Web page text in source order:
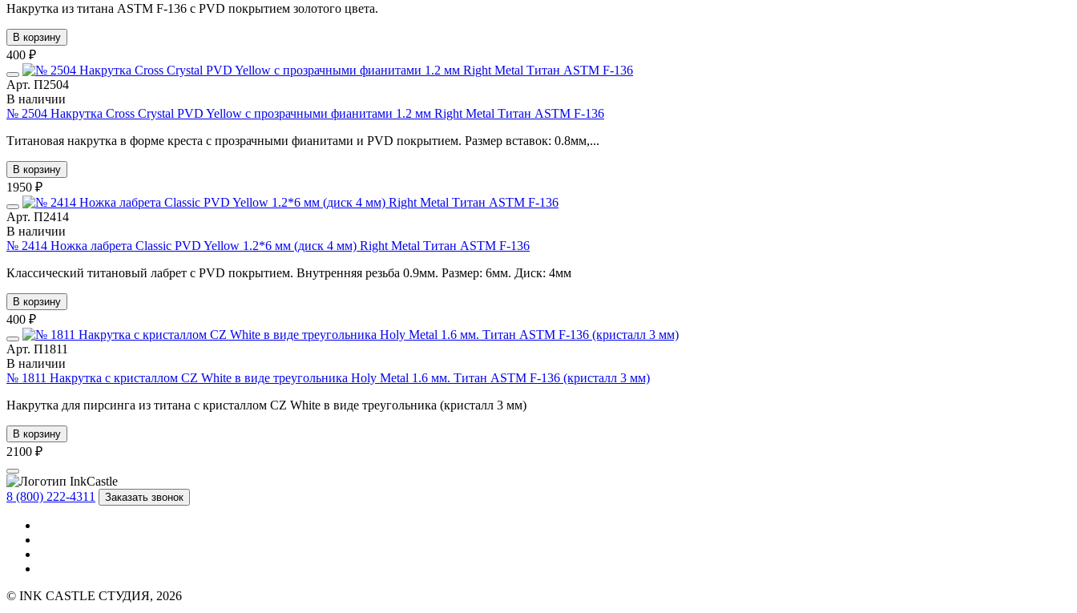
Накрутка из титана ASTM F-136 с PVD покрытием золотого цвета.
В корзину
400 ₽
Арт. П2504
В наличии
№ 2504 Накрутка Cross Crystal PVD Yellow с прозрачными фианитами 1.2 мм Right Metal Титан ASTM F-136
Титановая накрутка в форме креста с прозрачными фианитами и PVD покрытием. Размер вставок: 0.8мм,...
В корзину
1950 ₽
Арт. П2414
В наличии
№ 2414 Ножка лабрета Classic PVD Yellow 1.2*6 мм (диск 4 мм) Right Metal Титан ASTM F-136
Классический титановый лабрет с PVD покрытием. Внутренняя резьба 0.9мм. Размер: 6мм. Диск: 4мм
В корзину
400 ₽
Арт. П1811
В наличии
№ 1811 Накрутка с кристаллом CZ White в виде треугольника Holy Metal 1.6 мм. Титан ASTM F-136 (кристалл 3 мм)
Накрутка для пирсинга из титана с кристаллом CZ White в виде треугольника (кристалл 3 мм)
В корзину
2100 ₽
8 (800) 222-4311 Заказать звонок
© INK CASTLE СТУДИЯ, 2026